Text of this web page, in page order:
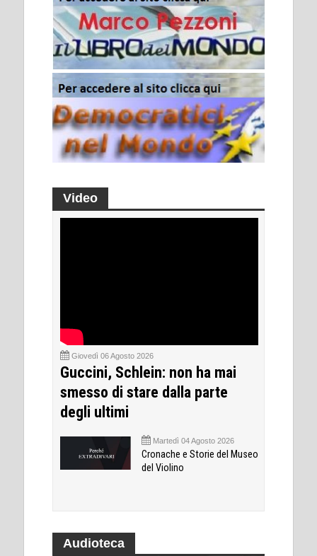
Video
Giovedì 06 Agosto 2026
Guccini, Schlein: non ha mai
smesso di stare dalla parte
degli ultimi
Martedì 04 Agosto 2026
Cronache e Storie del Museo
del Violino
Audioteca